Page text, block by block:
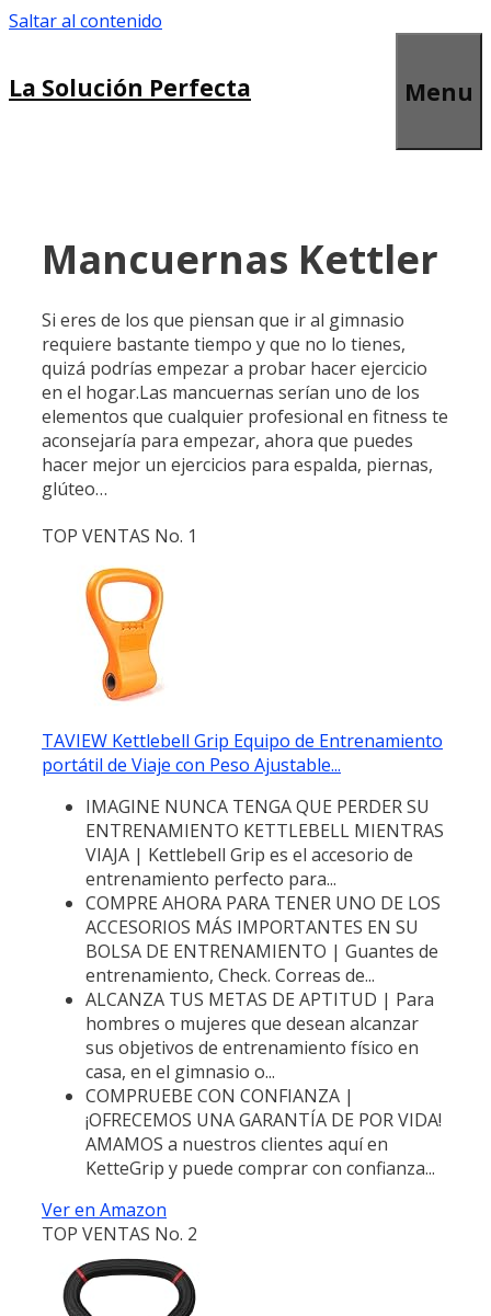
Saltar al contenido
La Solución Perfecta Menu
Mancuernas Kettler
Si eres de los que piensan que ir al gimnasio
requiere bastante tiempo y que no lo tienes,
quizá podrías empezar a probar hacer ejercicio
en el hogar.Las mancuernas serían uno de los
elementos que cualquier profesional en fitness te
aconsejaría para empezar, ahora que puedes
hacer mejor un ejercicios para espalda, piernas,
glúteo…
TOP VENTAS No. 1
TAVIEW Kettlebell Grip Equipo de Entrenamiento
portátil de Viaje con Peso Ajustable...
IMAGINE NUNCA TENGA QUE PERDER SU
ENTRENAMIENTO KETTLEBELL MIENTRAS
VIAJA | Kettlebell Grip es el accesorio de
entrenamiento perfecto para...
COMPRE AHORA PARA TENER UNO DE LOS
ACCESORIOS MÁS IMPORTANTES EN SU
BOLSA DE ENTRENAMIENTO | Guantes de
entrenamiento, Check. Correas de...
ALCANZA TUS METAS DE APTITUD | Para
hombres o mujeres que desean alcanzar
sus objetivos de entrenamiento físico en
casa, en el gimnasio o...
COMPRUEBE CON CONFIANZA |
¡OFRECEMOS UNA GARANTÍA DE POR VIDA!
AMAMOS a nuestros clientes aquí en
KetteGrip y puede comprar con confianza...
Ver en Amazon
TOP VENTAS No. 2